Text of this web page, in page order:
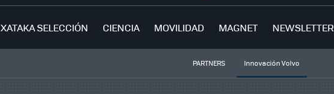
XATAKA SELECCIÓN CIENCIA MOVILIDAD MAGNET NEWSLETTER
PARTNERS Innovación Volvo